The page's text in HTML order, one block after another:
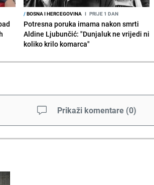
/BOSNA I HERCEGOVINA I PRIJE 1 DAN
Potresna poruka imama nakon smrti
Aldine Ljubunčić: "Dunjaluk ne vrijedi ni
koliko krilo komarca"
Prikaži komentare (0)